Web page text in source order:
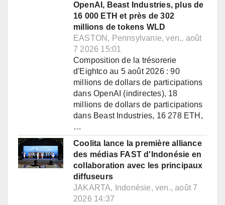
OpenAI, Beast Industries, plus de
16 000 ETH et près de 302
millions de tokens WLD
EASTON, Pennsylvanie, ven., août
7 2026 15:01
Composition de la trésorerie
d'Eightco au 5 août 2026 : 90
millions de dollars de participations
dans OpenAI (indirectes), 18
millions de dollars de participations
dans Beast Industries, 16 278 ETH,
…
Coolita lance la première alliance
des médias FAST d'Indonésie en
collaboration avec les principaux
diffuseurs
JAKARTA, Indonésie, ven., août 7
2026 14:37